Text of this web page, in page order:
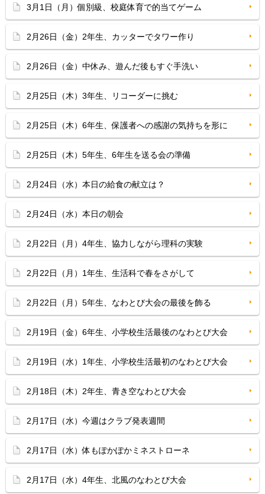
3月1日（月）個別級、校庭体育で的当てゲーム
2月26日（金）2年生、カッターでタワー作り
2月26日（金）中休み、遊んだ後もすぐ手洗い
2月25日（木）3年生、リコーダーに挑む
2月25日（木）6年生、保護者への感謝の気持ちを形に
2月25日（木）5年生、6年生を送る会の準備
2月24日（水）本日の給食の献立は？
2月24日（水）本日の朝会
2月22日（月）4年生、協力しながら理科の実験
2月22日（月）1年生、生活科で春をさがして
2月22日（月）5年生、なわとび大会の最後を飾る
2月19日（金）6年生、小学校生活最後のなわとび大会
2月19日（水）1年生、小学校生活最初のなわとび大会
2月18日（木）2年生、青き空なわとび大会
2月17日（水）今週はクラブ発表週間
2月17日（水）体もぽかぽかミネストローネ
2月17日（水）4年生、北風のなわとび大会